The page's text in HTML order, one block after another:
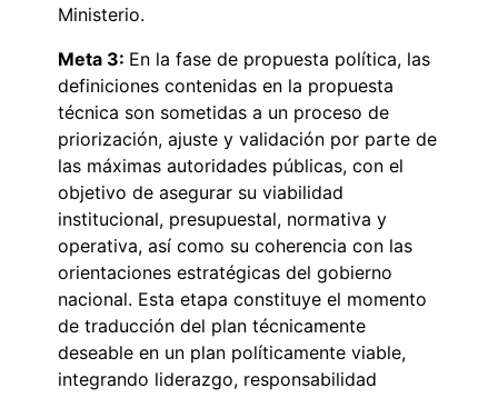
Ministerio.
Meta 3: En la fase de propuesta política, las
definiciones contenidas en la propuesta
técnica son sometidas a un proceso de
priorización, ajuste y validación por parte de
las máximas autoridades públicas, con el
objetivo de asegurar su viabilidad
institucional, presupuestal, normativa y
operativa, así como su coherencia con las
orientaciones estratégicas del gobierno
nacional. Esta etapa constituye el momento
de traducción del plan técnicamente
deseable en un plan políticamente viable,
integrando liderazgo, responsabilidad